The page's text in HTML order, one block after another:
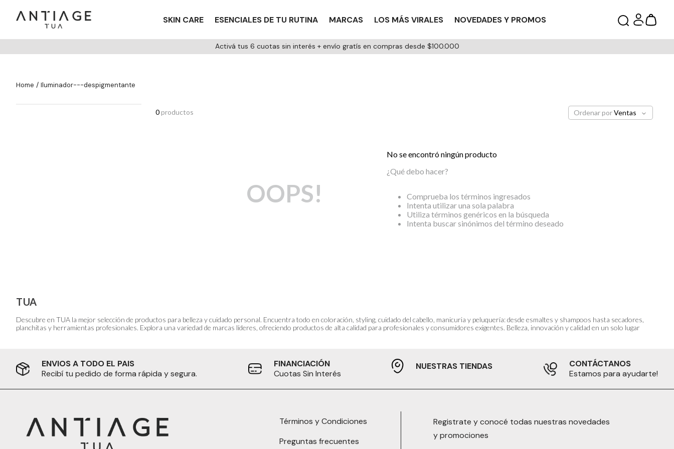
SKIN CARE ESENCIALES DE TU RUTINA MARCAS LOS MÁS VIRALES NOVEDADES Y PROMOS
Activá tus 6 cuotas sin interés + envío gratís en compras desde $100.000
iluminador---despigmentante
0productos Ordenar porVentas
OOPS!
No se encontró ningún producto
¿Qué debo hacer?
Comprueba los términos ingresados
Intenta utilizar una sola palabra
Utiliza términos genéricos en la búsqueda
Intenta buscar sinónimos del término deseado
TUA
Descubre en TUA la mejor selección de productos para belleza y cuidado personal. Encuentra todo en coloración, styling, cuidado del cabello, manicuria y peluquería: desde esmaltes y shampoos hasta secadores,
planchitas y herramientas profesionales. Explora una variedad de marcas líderes, ofreciendo productos de alta calidad para profesionales y consumidores exigentes. Belleza, innovación y calidad en un solo lugar
ENVIOS A TODO EL PAIS
Recibí tu pedido de forma rápida y segura.
FINANCIACIÓN
Cuotas Sin Interés
NUESTRAS TIENDAS
CONTÁCTANOS
Estamos para ayudarte!
Términos y Condiciones
Preguntas frecuentes
Registrate y conocé todas nuestras novedades
y promociones